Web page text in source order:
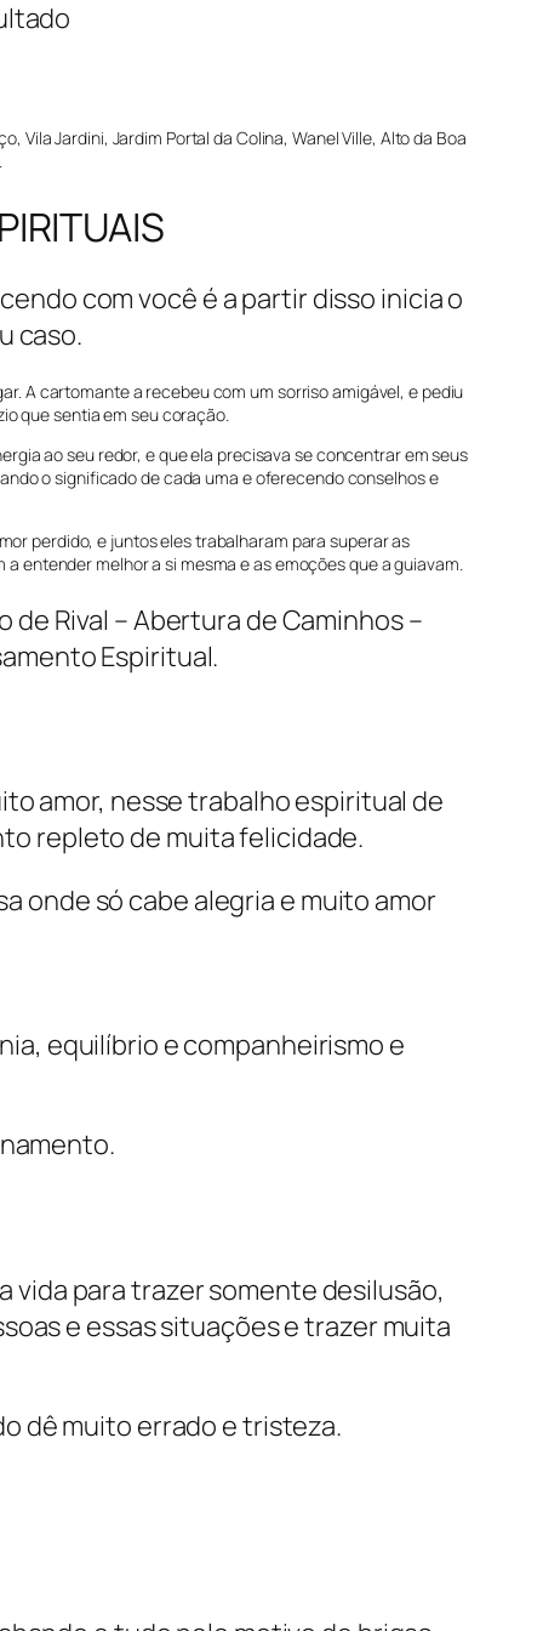
Vila Jardini, Jardim Portal da Colina, Wanel Ville, Alto da Boa
com você é a partir disso inicia o
caso.
A cartomante a recebeu com um sorriso amigável, e pediu
que sentia em seu coração.
ao seu redor, e que ela precisava se concentrar em seus
o significado de cada uma e oferecendo conselhos e
perdido, e juntos eles trabalharam para superar as
entender melhor a si mesma e as emoções que a guiavam.
Rival – Abertura de Caminhos –
Espiritual.
amor, nesse trabalho espiritual de
repleto de muita felicidade.
onde só cabe alegria e muito amor
equilíbrio e companheirismo e
vida para trazer somente desilusão,
e essas situações e trazer muita
dê muito errado e tristeza.